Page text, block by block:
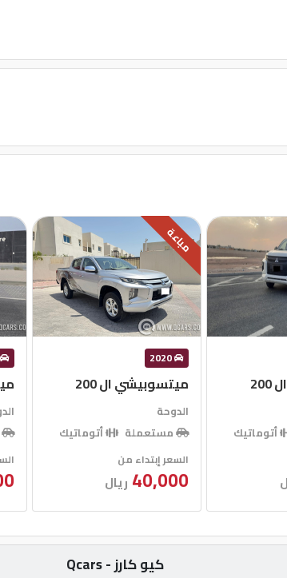
أتوماتيك
مباعة
2020
ميتسوبيشي ال 200
الدوحة
مستعملة
أتوماتيك
السعر إبتداء من
40,000 ريال
كيو كارز - Qcars